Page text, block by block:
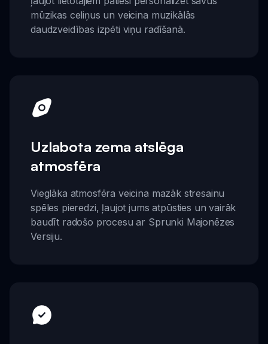
mūzikas celiņus un veicina muzikālās
daudzveidības izpēti viņu radīšanā.
Uzlabota zema atslēga
atmosfēra
Vieglāka atmosfēra veicina mazāk stresainu
spēles pieredzi, ļaujot jums atpūsties un vairāk
baudīt radošo procesu ar Sprunki Majonēzes
Versiju.